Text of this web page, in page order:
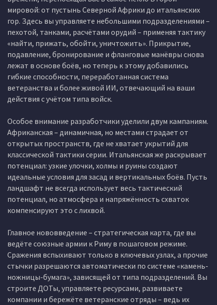
мировой: от пустынь Северной Африки до итальянских
гор. Здесь вы управляете небольшими подразделениями –
пехотой, танками, расчётами орудий – применяя тактику
«найти, прижать, обойти, уничтожить». Прикрытие,
подавление, бронирование и фланговые манёвры снова
лежат в основе боёв, но теперь к этому добавились
гибкие способности, переработанная система
ветеранства и более живой ИИ, отвечающий на ваши
действия с учётом типа войск.
Особое внимание разработчики уделили двум кампаниям.
Африканская – динамичная, но местами страдает от
открытых пространств, где не хватает укрытий для
классической тактики серии. Итальянская же раскрывает
потенциал: узкие улочки, холмы и руины создают
идеальные условия для засад и вертикальных боёв. Пусть
ландшафт не всегда использует весь тактический
потенциал, но атмосфера и напряжённость схваток
компенсируют это с лихвой.
Главное нововведение – стратегическая карта, где вы
ведёте союзные армии к Риму в пошаговом режиме.
Сражения вспыхивают только в ключевых узлах, а прочие
стычки разрешаются автоматически по системе «камень-
ножницы-бумага», зависящей от типа подразделений. Вы
строите ДОТы, управляете ресурсами, развиваете
компании и бережёте ветеранские отряды – ведь их